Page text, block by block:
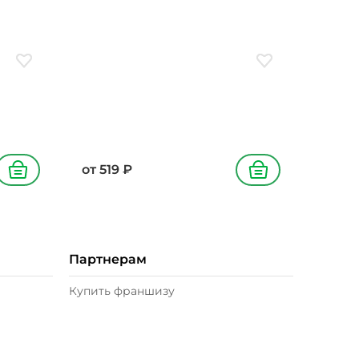
Добавить в избранное
В корзину
Добавить в
от 519 ₽ В корзину
Партнерам
Купить франшизу